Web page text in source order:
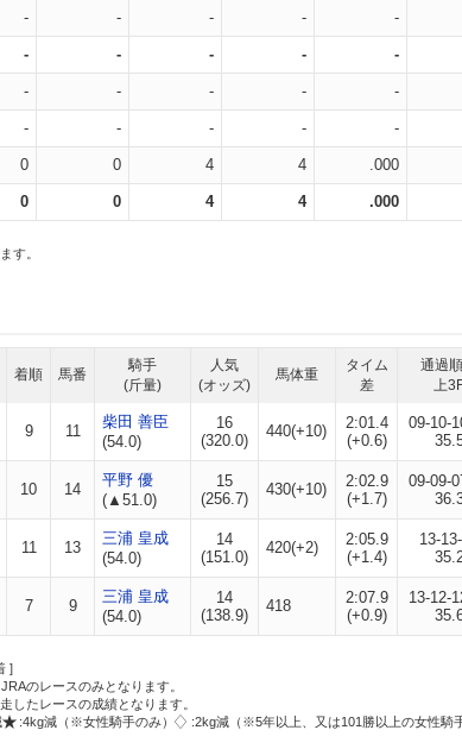
- - - - -
- - - - -
- - - - -
- - - - -
0 0 4 4 .000
0 0 4 4 .000
す。
着順 馬番
騎手
(斤量)
人気
(オッズ)
馬体重
タイム
差
通過
上
9 11
柴田 善臣
(54.0)
16
(320.0)
440(+10)
2:01.4
(+0.6)
09-10-
10 14
平野 優
(▲51.0)
15
(256.7)
430(+10)
2:02.9
(+1.7)
09-09-
11 13
三浦 皇成
(54.0)
14
(151.0)
420(+2)
2:05.9
(+1.4)
13-
7 9
三浦 皇成
(54.0)
14
(138.9)
418
2:07.9
(+0.9)
13-12-
]
のレースのみとなります。
したレースの成績となります。
:4kg減（※女性騎手のみ）
:2kg減（※5年以上、又は101勝以上の女性騎